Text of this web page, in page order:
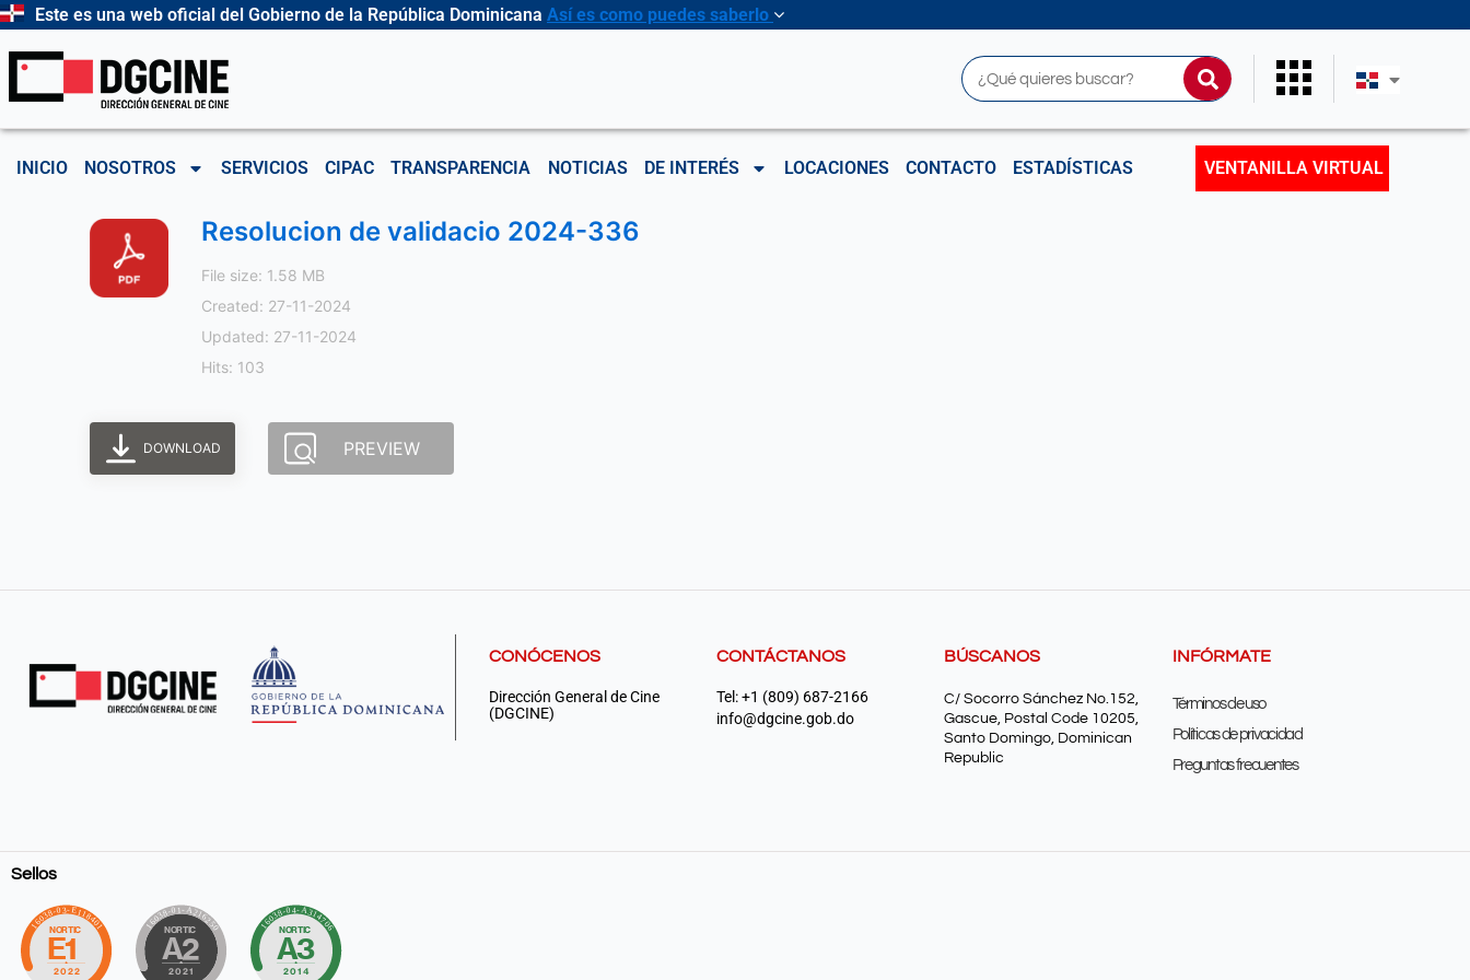
Ir
contenido
Este es una web oficial del Gobierno de la República Dominicana Así es como puedes saberlo
Buscar
INICIO NOSOTROS SERVICIOS CIPAC TRANSPARENCIA NOTICIAS DE INTERÉS LOCACIONES CONTACTO ESTADÍSTICAS VENTANILLA VIRTUAL
Resolucion de validacio 2024-336
File size: 1.58 MB
Created: 27-11-2024
Updated: 27-11-2024
Hits: 103
DOWNLOAD PREVIEW
CONÓCENOS
Dirección General de Cine
(DGCINE)
CONTÁCTANOS
Tel: +1 (809) 687-2166
info@dgcine.gob.do
BÚSCANOS
C/ Socorro Sánchez No.152,
Gascue, Postal Code 10205,
Santo Domingo, Dominican
Republic
INFÓRMATE
Términos de uso
Políticas de privacidad
Preguntas frecuentes
Sellos